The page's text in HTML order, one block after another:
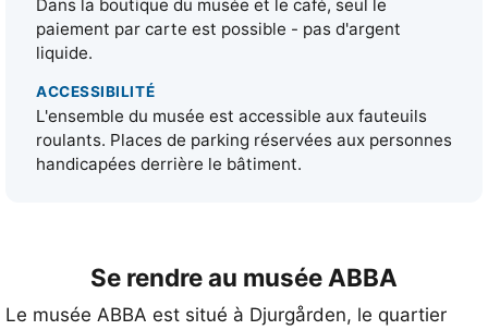
Dans la boutique du musée et le café, seul le
paiement par carte est possible - pas d'argent
liquide.
ACCESSIBILITÉ
L'ensemble du musée est accessible aux fauteuils
roulants. Places de parking réservées aux personnes
handicapées derrière le bâtiment.
Se rendre au musée ABBA
Le musée ABBA est situé à Djurgården, le quartier